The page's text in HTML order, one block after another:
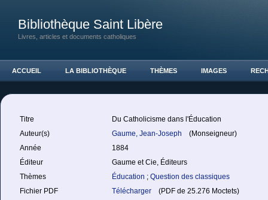
Bibliothèque Saint Libère
Livres, articles et documents catholiques
ACCUEIL LA BIBLIOTHÈQUE THÈMES IMAGES
Titre
Du Catholicisme dans l'Éducation
Auteur(s)
Gaume, Jean-Joseph
(Monseigneur)
Année
1884
Éditeur
Gaume et Cie, Éditeurs
Thèmes
Éducation ; Question des classiques
Fichier PDF
Télécharger (PDF de 25.276 Moctets)